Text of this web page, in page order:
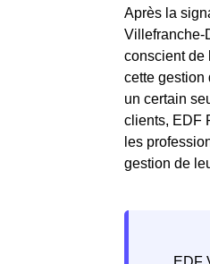
Après la
Villefranche-
conscient de
cette gestion
un certain
clients, EDF
les
gestion de